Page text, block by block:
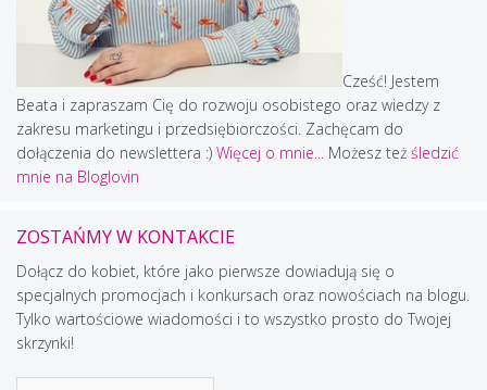
Cześć! Jestem
Beata i zapraszam Cię do rozwoju osobistego oraz wiedzy z
zakresu marketingu i przedsiębiorczości. Zachęcam do
dołączenia do newslettera :) Więcej o mnie... Możesz też śledzić
mnie na Bloglovin
ZOSTAŃMY W KONTAKCIE
Dołącz do kobiet, które jako pierwsze dowiadują się o
specjalnych promocjach i konkursach oraz nowościach na blogu.
Tylko wartościowe wiadomości i to wszystko prosto do Twojej
skrzynki!